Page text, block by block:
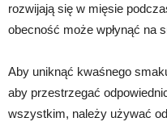
rozwijają się w mięsie
obecność może wpłynąć na
Aby uniknąć kwaśnego
aby przestrzegać
wszystkim, należy używać